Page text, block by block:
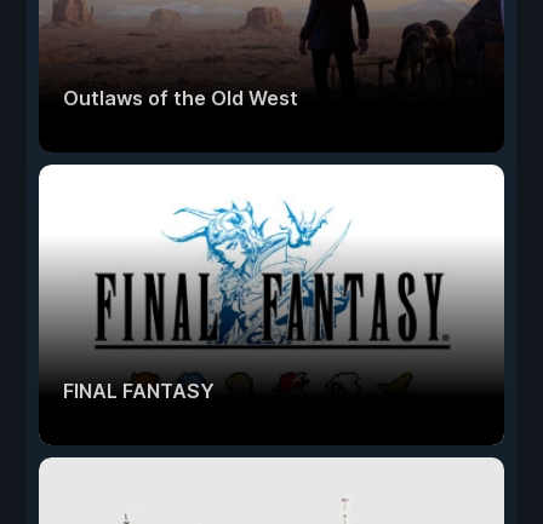
Outlaws of the Old West
FINAL FANTASY